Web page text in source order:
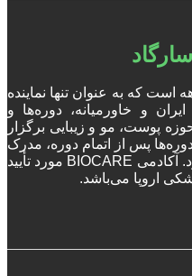
است که به عنوان تنها نماینده
ایران و خاورمیانه، دوره‌ها و
پوست، مو و زیبایی برگزار
پس از اتمام دوره، مدرک
معتبر بین المللی دریافت خواهند کرد. آکادمی BIOCARE مورد تأیید